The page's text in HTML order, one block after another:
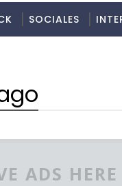
SOCIALES
ADS HERE